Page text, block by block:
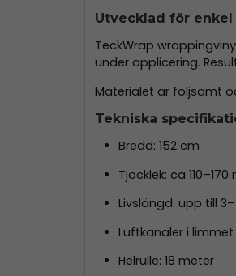
Utvecklad för
TeckWrap
under applicering.
Materialet är följsamt
Tekniska
Bredd: 152 cm
Tjocklek: ca
Livslängd: upp till
Luftkanaler i
Helrulle: 18 meter